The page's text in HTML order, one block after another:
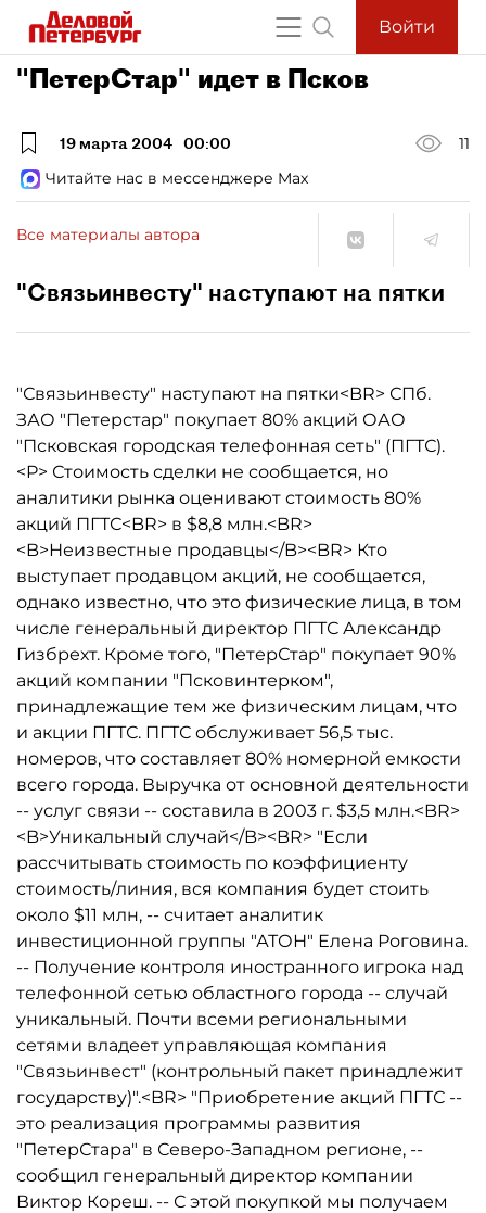
Войти
"ПетерСтар" идет в Псков
19 марта 2004 00:00
11
Читайте нас в мессенджере Max
Все материалы автора
"Связьинвесту" наступают на пятки
"Связьинвесту" наступают на пятки<BR> СПб.
ЗАО "Петерстар" покупает 80% акций ОАО
"Псковская городская телефонная сеть" (ПГТС).
<P> Стоимость сделки не сообщается, но
аналитики рынка оценивают стоимость 80%
акций ПГТС<BR> в $8,8 млн.<BR>
<B>Неизвестные продавцы</B><BR> Кто
выступает продавцом акций, не сообщается,
однако известно, что это физические лица, в том
числе генеральный директор ПГТС Александр
Гизбрехт. Кроме того, "ПетерСтар" покупает 90%
акций компании "Псковинтерком",
принадлежащие тем же физическим лицам, что
и акции ПГТС. ПГТС обслуживает 56,5 тыс.
номеров, что составляет 80% номерной емкости
всего города. Выручка от основной деятельности
-- услуг связи -- составила в 2003 г. $3,5 млн.<BR>
<B>Уникальный случай</B><BR> "Если
рассчитывать стоимость по коэффициенту
стоимость/линия, вся компания будет стоить
около $11 млн, -- считает аналитик
инвестиционной группы "АТОН" Елена Роговина.
-- Получение контроля иностранного игрока над
телефонной сетью областного города -- случай
уникальный. Почти всеми региональными
сетями владеет управляющая компания
"Связьинвест" (контрольный пакет принадлежит
государству)".<BR> "Приобретение акций ПГТС --
это реализация программы развития
"ПетерСтара" в Северо-Западном регионе, --
сообщил генеральный директор компании
Виктор Кореш. -- С этой покупкой мы получаем